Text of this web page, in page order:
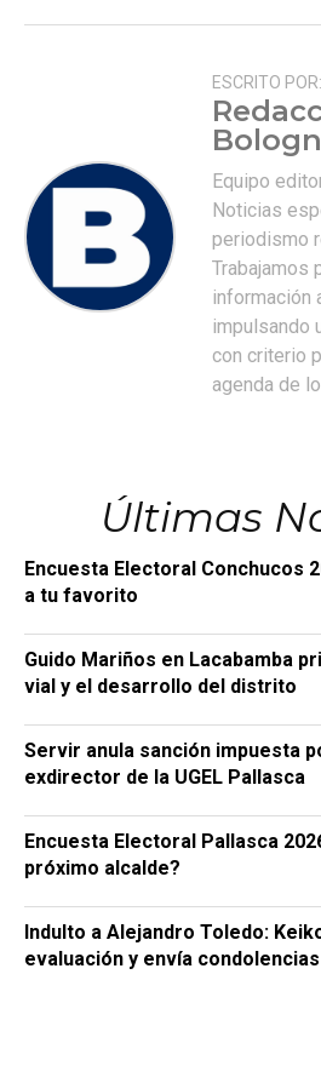
ESCRITO POR:
Equipo
Noticias
periodismo
Trabajamos
información
impulsando
con criterio
agenda de
Últimas
Encuesta Electoral Conchucos
a tu favorito
Guido Mariños en Lacabamba
vial y el desarrollo del distrito
Servir anula sanción impuesta
exdirector de la UGEL Pallasca
Encuesta Electoral Pallasca
próximo alcalde?
Indulto a Alejandro Toledo:
evaluación y envía